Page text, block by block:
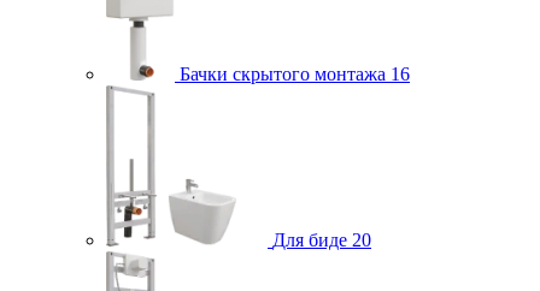
Бачки скрытого монтажа 16
Для биде 20